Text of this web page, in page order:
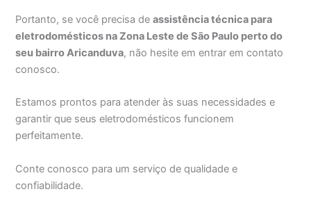
Portanto, se você precisa deassistência técnica para
eletrodomésticos na Zona Leste de São Paulo perto do
seu bairro Aricanduva, não hesite em entrar em contato
conosco.
Estamos prontos para atender às suas necessidades e
garantir que seus eletrodomésticos funcionem
perfeitamente.
Conte conosco para um serviço de qualidade e
confiabilidade.